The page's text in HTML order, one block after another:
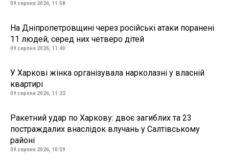
09 серпня 2026, 11:58
На Дніпропетровщині через російські атаки поранені
11 людей, серед них четверо дітей
09 серпня 2026, 11:40
У Харкові жінка організувала нарколазні у власній
квартирі
09 серпня 2026, 11:22
Ракетний удар по Харкову: двоє загиблих та 23
постраждалих внаслідок влучань у Салтівському
районі
09 серпня 2026, 10:59